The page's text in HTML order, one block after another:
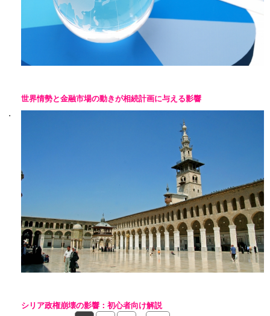
世界情勢と金融市場の動きが相続計画に与える影響
シリア政権崩壊の影響：初心者向け解説